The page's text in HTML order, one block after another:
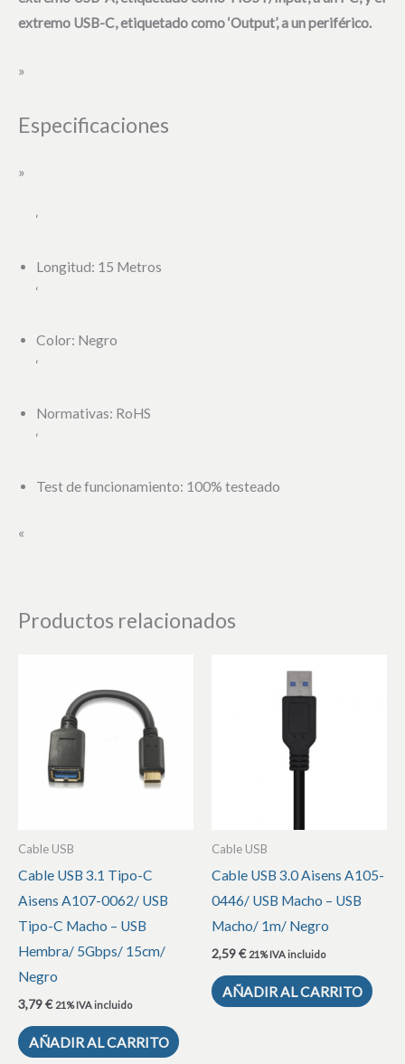
extremo USB-C, etiquetado como ‘Output’, a un periférico.
»
Especificaciones
»
‘
Longitud: 15 Metros
‘
Color: Negro
‘
Normativas: RoHS
‘
Test de funcionamiento: 100% testeado
«
Productos relacionados
Cable USB
Cable USB 3.1 Tipo-C
Aisens A107-0062/ USB
Tipo-C Macho – USB
Hembra/ 5Gbps/ 15cm/
Negro
3,79€ 21% IVA incluido
AÑADIR AL CARRITO
Cable USB
Cable USB 3.0 Aisens A105-
0446/ USB Macho – USB
Macho/ 1m/ Negro
2,59€ 21% IVA incluido
AÑADIR AL CARRITO